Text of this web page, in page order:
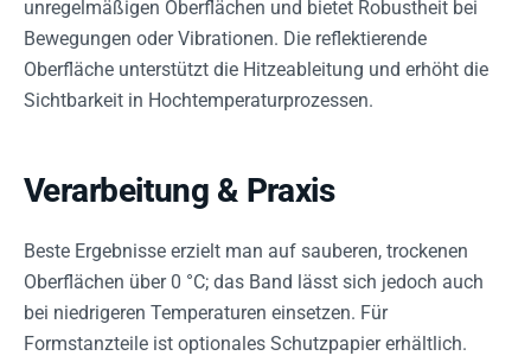
unregelmäßigen Oberflächen und bietet Robustheit bei
Bewegungen oder Vibrationen. Die reflektierende
Oberfläche unterstützt die Hitzeableitung und erhöht die
Sichtbarkeit in Hochtemperaturprozessen.
Verarbeitung & Praxis
Beste Ergebnisse erzielt man auf sauberen, trockenen
Oberflächen über 0 °C; das Band lässt sich jedoch auch
bei niedrigeren Temperaturen einsetzen. Für
Formstanzteile ist optionales Schutzpapier erhältlich.